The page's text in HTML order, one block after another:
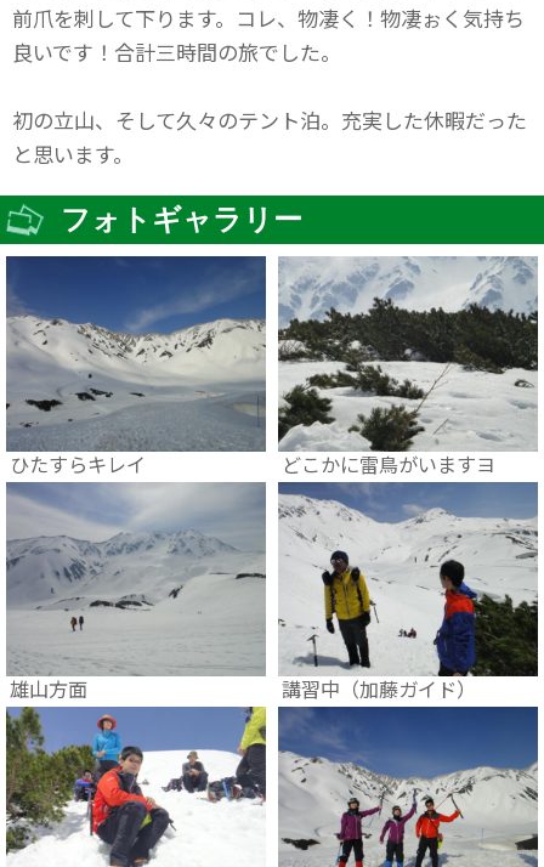
前爪を刺して下ります。コレ、物凄く！物凄ぉく気持ち
良いです！合計三時間の旅でした。
初の立山、そして久々のテント泊。充実した休暇だった
と思います。
フォトギャラリー
ひたすらキレイ どこかに雷鳥がいますヨ
雄山方面 講習中（加藤ガイド）